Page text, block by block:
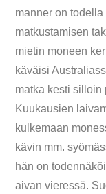
manner on
matkustamisen
mietin moneen
käväisi
matka kesti silloin
Kuukausien
kulkemaan
kävin mm.
hän on
aivan vieressä.